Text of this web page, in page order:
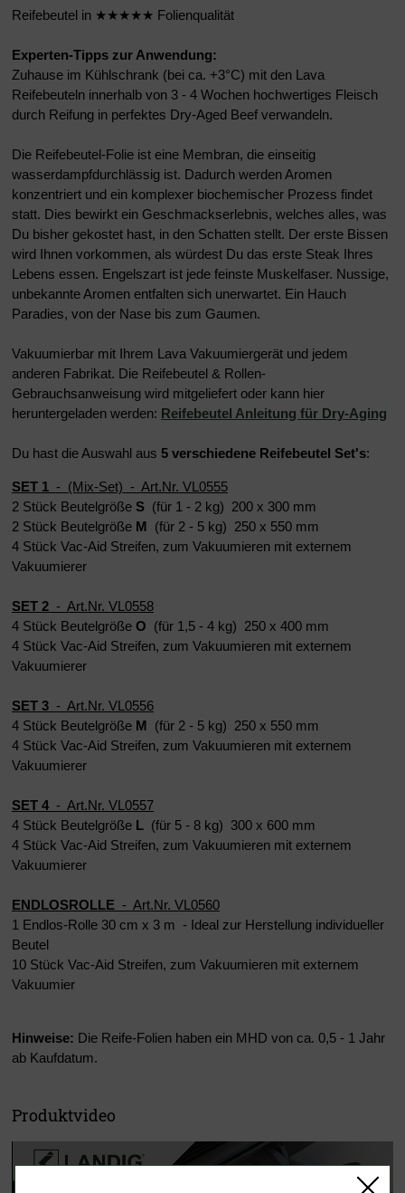
Reifebeutel in ★★★★★ Folienqualität
Experten-Tipps zur Anwendung:
Zuhause im Kühlschrank (bei ca. +3°C) mit den Lava
Reifebeuteln innerhalb von 3 - 4 Wochen hochwertiges Fleisch
durch Reifung in perfektes Dry-Aged Beef verwandeln.
Die Reifebeutel-Folie ist eine Membran, die einseitig
wasserdampfdurchlässig ist. Dadurch werden Aromen
konzentriert und ein komplexer biochemischer Prozess findet
statt. Dies bewirkt ein Geschmackserlebnis, welches alles, was
Du bisher gekostet hast, in den Schatten stellt. Der erste Bissen
wird Ihnen vorkommen, als würdest Du das erste Steak Ihres
Lebens essen. Engelszart ist jede feinste Muskelfaser. Nussige,
unbekannte Aromen entfalten sich unerwartet. Ein Hauch
Paradies, von der Nase bis zum Gaumen.
Vakuumierbar mit Ihrem Lava Vakuumiergerät und jedem
anderen Fabrikat. Die Reifebeutel & Rollen-
Gebrauchsanweisung wird mitgeliefert oder kann hier
heruntergeladen werden: Reifebeutel Anleitung für Dry-Aging
Du hast die Auswahl aus 5 verschiedene Reifebeutel Set's:
SET 1 - (Mix-Set) - Art.Nr. VL0555
2 Stück Beutelgröße S (für 1 - 2 kg) 200 x 300 mm
2 Stück Beutelgröße M (für 2 - 5 kg) 250 x 550 mm
4 Stück Vac-Aid Streifen, zum Vakuumieren mit externem
Vakuumierer
SET 2 - Art.Nr. VL0558
4 Stück Beutelgröße O (für 1,5 - 4 kg) 250 x 400 mm
4 Stück Vac-Aid Streifen, zum Vakuumieren mit externem
Vakuumierer
SET 3 - Art.Nr. VL0556
4 Stück Beutelgröße M (für 2 - 5 kg) 250 x 550 mm
4 Stück Vac-Aid Streifen, zum Vakuumieren mit externem
Vakuumierer
SET 4 - Art.Nr. VL0557
4 Stück Beutelgröße L (für 5 - 8 kg) 300 x 600 mm
4 Stück Vac-Aid Streifen, zum Vakuumieren mit externem
Vakuumierer
ENDLOSROLLE - Art.Nr. VL0560
1 Endlos-Rolle 30 cm x 3 m - Ideal zur Herstellung individueller
Beutel
10 Stück Vac-Aid Streifen, zum Vakuumieren mit externem
Vakuumier
Hinweise: Die Reife-Folien haben ein MHD von ca. 0,5 - 1 Jahr
ab Kaufdatum.
Produktvideo